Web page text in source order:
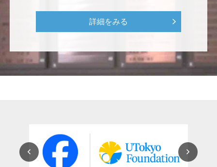
ス・プロジェクト（三崎臨海実験所）>
穴吹 善範
昨春に開催された小石川植物園の観桜会は素晴らし
用いただけると幸いです。 <東京大学動物医療センタ
ー未来基金（東大VMC基金）>
詳細をみる